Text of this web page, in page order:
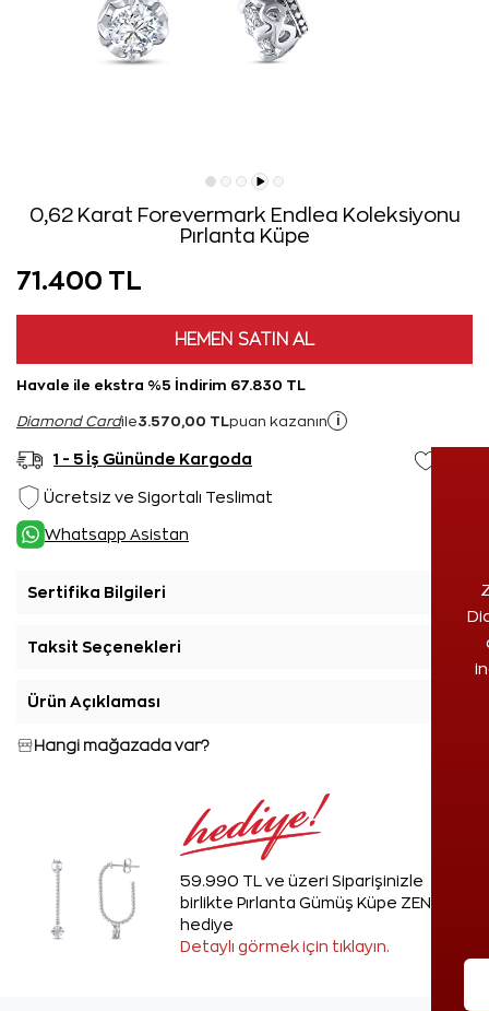
0,62 Karat Forevermark Endlea Koleksiyonu
Pırlanta Küpe
71.400 TL
HEMEN SATIN AL
Havale ile ekstra %5 İndirim 67.830 TL
Diamond Cardile3.570,00 TL puan kazanın i
1 - 5 İş Gününde Kargoda
Ücretsiz ve Sigortalı Teslimat
Whatsapp Asistan
Sertifika Bilgileri
Taksit Seçenekleri
Ürün Açıklaması
Hangi mağazada var?
59.990 TL ve üzeri Siparişinizle
birlikte Pırlanta Gümüş Küpe ZEN'den
hediye
Detaylı görmek için tıklayın.